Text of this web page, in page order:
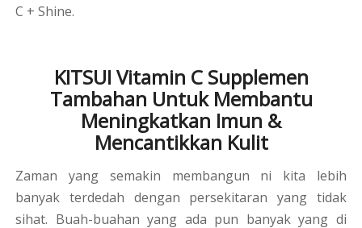
C + Shine.
KITSUI Vitamin C Supplemen
Tambahan Untuk Membantu
Meningkatkan Imun &
Mencantikkan Kulit
Zaman yang semakin membangun ni kita lebih
banyak terdedah dengan persekitaran yang tidak
sihat. Buah-buahan yang ada pun banyak yang di